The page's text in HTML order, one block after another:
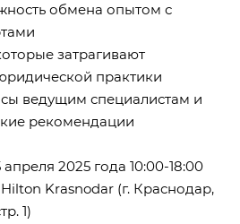
обмена опытом с
затрагивают
практики
ведущим специалистам и
рекомендации
апреля 2025 года 10:00-18:00
Krasnodar (г. Краснодар,
1)